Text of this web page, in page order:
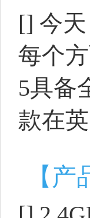
[] 今
每个
5具备
款在
【产